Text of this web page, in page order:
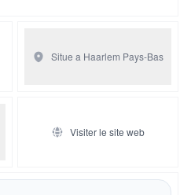
Situe a Haarlem Pays-Bas
Visiter le site web